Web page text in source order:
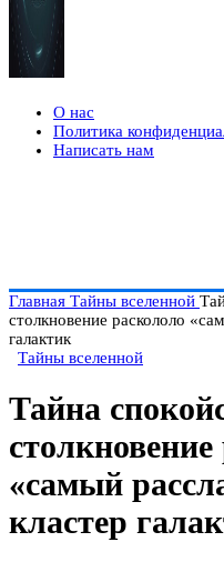
О нас
Политика
Написать нам
Главная Тайны вселенной
столкновение раскололо
галактик
Тайны вселенной
Тайна
«самый
кластер